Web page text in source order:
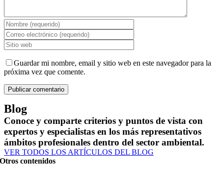
Guardar mi nombre, email y sitio web en este navegador para la
próxima vez que comente.
Blog
Conoce y comparte criterios y puntos de vista con
expertos y especialistas en los más representativos
ámbitos profesionales dentro del sector ambiental.
VER TODOS LOS ARTÍCULOS DEL BLOG
Otros contenidos